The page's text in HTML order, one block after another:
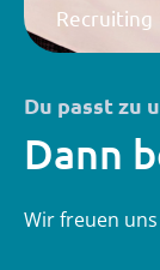
Recruiting
Du passt zu
Dann
Wir freuen